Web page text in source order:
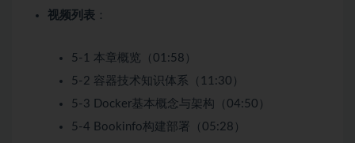
视频列表 ：
5-1 本章概览（01:58）
5-2 容器技术知识体系（11:30）
5-3 Docker基本概念与架构（04:50）
5-4 Bookinfo构建部署（05:28）